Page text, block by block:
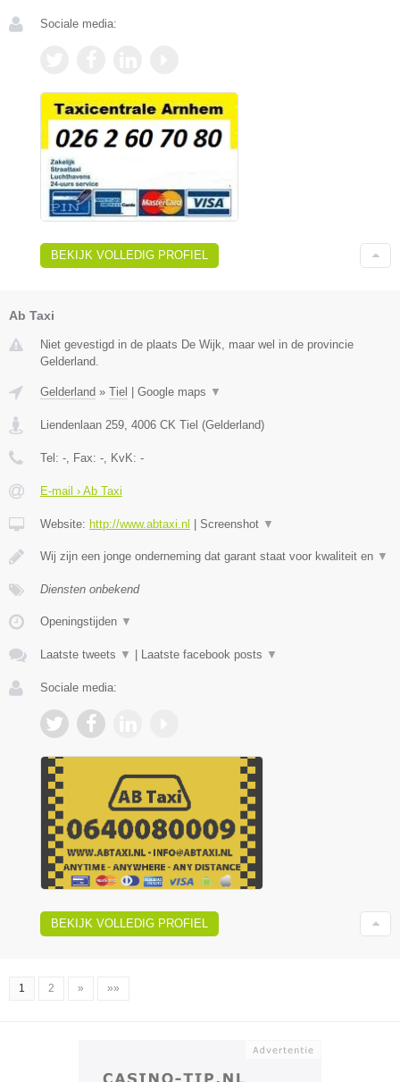
Sociale media:
BEKIJK VOLLEDIG PROFIEL
Ab Taxi
Niet gevestigd in de plaats De Wijk, maar wel in de provincie
Gelderland.
Gelderland » Tiel Google maps ▼
Liendenlaan 259, 4006 CK Tiel (Gelderland)
Tel: -, Fax: -, KvK: -
E-mail › Ab Taxi
Website: http://www.abtaxi.nl Screenshot ▼
Wij zijn een jonge onderneming dat garant staat voor kwaliteit en ▼
Diensten onbekend
Openingstijden ▼
Laatste tweets ▼ Laatste facebook posts ▼
Sociale media:
BEKIJK VOLLEDIG PROFIEL
1 2 » »»